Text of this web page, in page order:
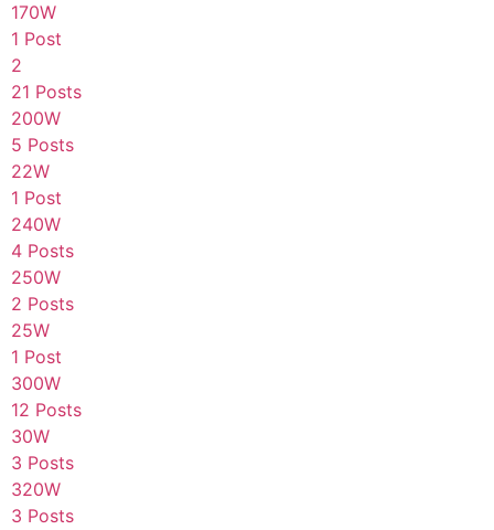
170W
1 Post
2
21 Posts
200W
5 Posts
22W
1 Post
240W
4 Posts
250W
2 Posts
25W
1 Post
300W
12 Posts
30W
3 Posts
320W
3 Posts